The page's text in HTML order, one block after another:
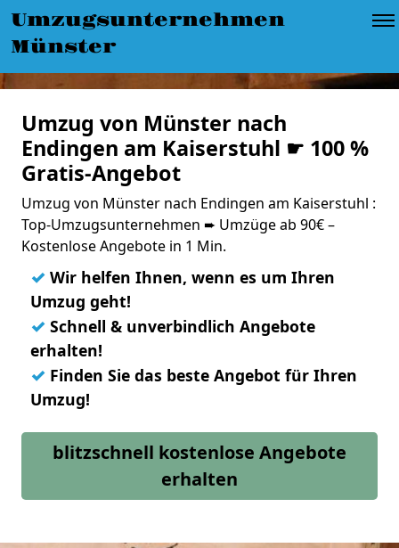
Umzugsunternehmen
Münster
Umzug von Münster nach
Endingen am Kaiserstuhl ☛ 100 %
Gratis-Angebot
Umzug von Münster nach Endingen am Kaiserstuhl :
Top-Umzugsunternehmen ➨ Umzüge ab 90€ –
Kostenlose Angebote in 1 Min.
✓ Wir helfen Ihnen, wenn es um Ihren
Umzug geht!
✓ Schnell & unverbindlich Angebote
erhalten!
✓ Finden Sie das beste Angebot für Ihren
Umzug!
blitzschnell kostenlose Angebote
erhalten